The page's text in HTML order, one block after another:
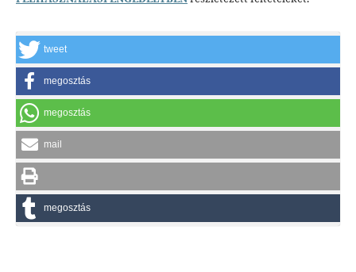
tweet
megosztás
megosztás
mail
megosztás